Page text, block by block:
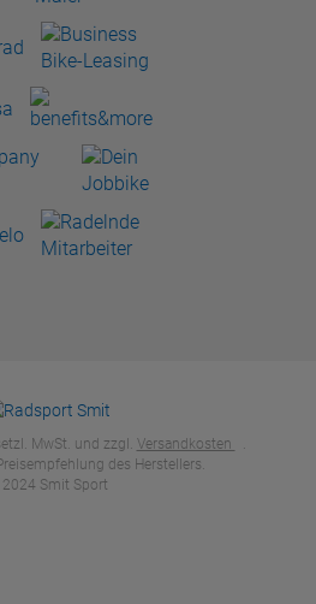
MwSt. und zzgl. Versandkosten .
des Herstellers.
Smit Sport